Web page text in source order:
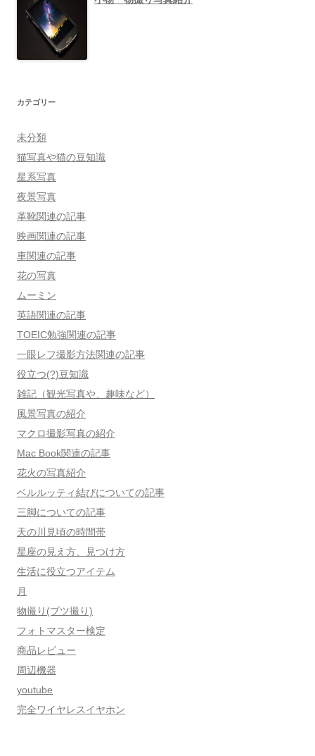
カテゴリー
未分類
猫写真や猫の豆知識
星系写真
夜景写真
革靴関連の記事
映画関連の記事
車関連の記事
花の写真
ムーミン
英語関連の記事
TOEIC勉強関連の記事
一眼レフ撮影方法関連の記事
役立つ(?)豆知識
雑記（観光写真や、趣味など）
風景写真の紹介
マクロ撮影写真の紹介
Mac Book関連の記事
花火の写真紹介
ベルルッティ結びについての記事
三脚についての記事
天の川見頃の時間帯
星座の見え方、見つけ方
生活に役立つアイテム
月
物撮り(ブツ撮り)
フォトマスター検定
商品レビュー
周辺機器
youtube
完全ワイヤレスイヤホン